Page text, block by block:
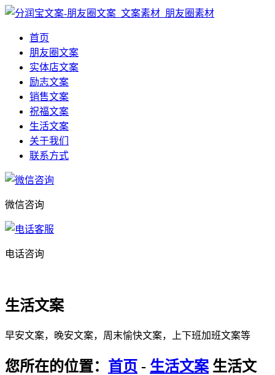
首页
朋友圈文案
实体店文案
励志文案
销售文案
祝福文案
生活文案
关于我们
联系方式
微信咨询
电话咨询
生活文案
早安文案，晚安文案，周末愉快文案，上下班加班文案等
您所在的位置： 首页 - 生活文案 生活文